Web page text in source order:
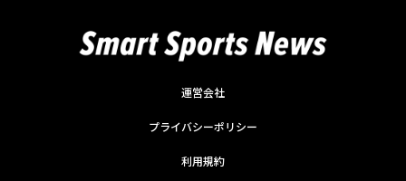
運営会社
プライバシーポリシー
利用規約